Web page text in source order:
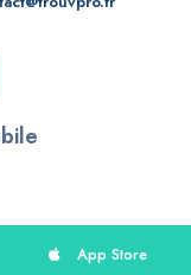
App Store